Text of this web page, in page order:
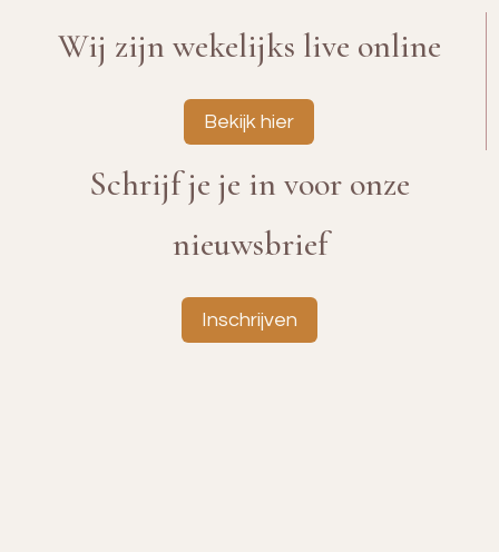
Wij zijn wekelijks live online
Bekijk hier
Schrijf je je in voor onze
nieuwsbrief
Inschrijven